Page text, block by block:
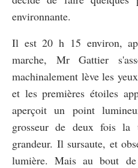
environnante.
Il est 20 h 15 environ,
marche, Mr Gattier
machinalement lève les
et les premières étoiles
aperçoit un point
grosseur de deux fois
grandeur. Il sursaute, et
lumière. Mais au bout de